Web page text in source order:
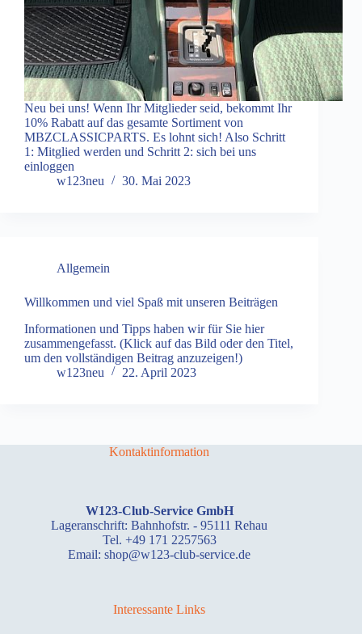
Neu bei uns! Wenn Ihr Mitglieder seid, bekommt Ihr
10% Rabatt auf das gesamte Sortiment von
MBZCLASSICPARTS. Es lohnt sich! Also Schritt
1: Mitglied werden und Schritt 2: sich bei uns
einloggen
w123neu
30. Mai 2023
Allgemein
Willkommen und viel Spaß mit unseren Beiträgen
Informationen und Tipps haben wir für Sie hier
zusammengefasst. (Klick auf das Bild oder den Titel,
um den vollständigen Beitrag anzuzeigen!)
w123neu
22. April 2023
Kontaktinformation
W123-Club-Service GmbH
Lageranschrift: Bahnhofstr. - 95111 Rehau
Tel. +49 171 2257563
Email: shop@w123-club-service.de
Interessante Links